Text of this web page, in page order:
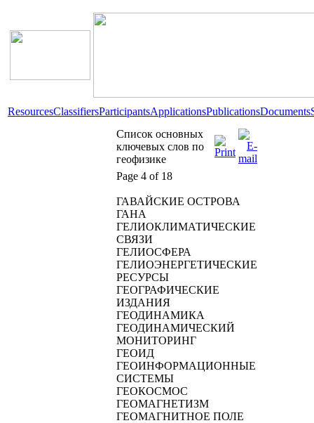
ResourcesClassifiersParticipantsApplicationsPublicationsDocuments
Список основных
ключевых слов по
геофизике
Page 4 of 18
ГАВАЙСКИЕ ОСТРОВА
ГАНА
ГЕЛИОКЛИМАТИЧЕСКИЕ
СВЯЗИ
ГЕЛИОСФЕРА
ГЕЛИОЭНЕРГЕТИЧЕСКИЕ
РЕСУРСЫ
ГЕОГРАФИЧЕСКИЕ
ИЗДАНИЯ
ГЕОДИНАМИКА
ГЕОДИНАМИЧЕСКИЙ
МОНИТОРИНГ
ГЕОИД
ГЕОИНФОРМАЦИОННЫЕ
СИСТЕМЫ
ГЕОКОСМОС
ГЕОМАГНЕТИЗМ
ГЕОМАГНИТНОЕ ПОЛЕ